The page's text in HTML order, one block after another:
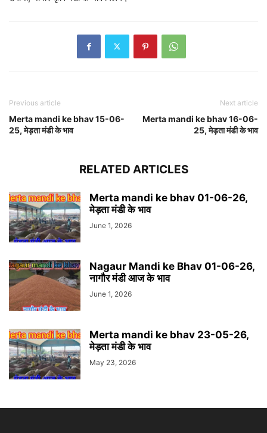
Previous article
Merta mandi ke bhav 15-06-
25, मेड़ता मंडी के भाव
Next article
Merta mandi ke bhav 16-06-
25, मेड़ता मंडी के भाव
RELATED ARTICLES
Merta mandi ke bhav 01-06-26,
मेड़ता मंडी के भाव
June 1, 2026
Nagaur Mandi ke Bhav 01-06-26,
नागौर मंडी आज के भाव
June 1, 2026
Merta mandi ke bhav 23-05-26,
मेड़ता मंडी के भाव
May 23, 2026